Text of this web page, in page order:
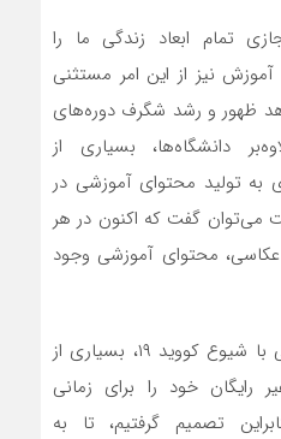
تمام ابعاد زندگی ما را
نیز از این امر مستثنی
ظهور و رشد شگرف دوره‌های
دانشگاه‌ها، بسیاری از
تولید محتوای آموزشی در
می‌توان گفت که اکنون در هر
عکاسی، محتوای آموزشی وجود
بسیاری از مؤسسات آموزشی با شیوع کووید ۱۹، بسیاری از
رایگان خود را برای زمانی
تصمیم گرفتیم، تا به